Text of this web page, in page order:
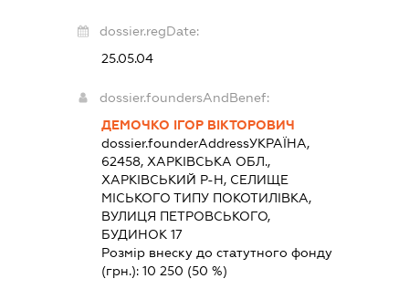
dossier.regDate:
25.05.04
dossier.foundersAndBenef:
ДЕМОЧКО ІГОР ВІКТОРОВИЧ
dossier.founderAddressУКРАЇНА,
62458, ХАРКІВСЬКА ОБЛ.,
ХАРКІВСЬКИЙ Р-Н, СЕЛИЩЕ
МІСЬКОГО ТИПУ ПОКОТИЛІВКА,
ВУЛИЦЯ ПЕТРОВСЬКОГО,
БУДИНОК 17
Розмір внеску до статутного фонду
(грн.): 10 250 (50 %)